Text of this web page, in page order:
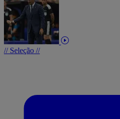
// Seleção //